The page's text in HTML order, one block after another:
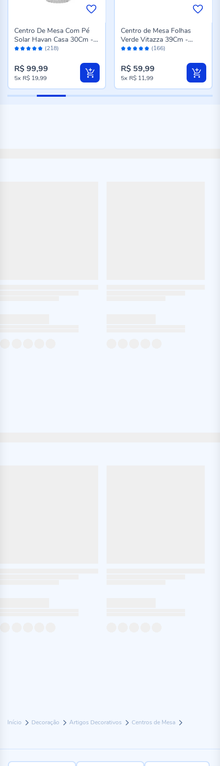
Início Decoração Artigos Decorativos Centros de Mesa
Avaliação: (218)
Centro De Mesa Com Pé
Solar Havan Casa 30Cm -
Transparente
R$ 99,99
5x R$ 19,99
Avaliação: (166)
Centro de Mesa Folhas
Verde Vitazza 39Cm -
Vidro
R$ 59,99
5x R$ 11,99